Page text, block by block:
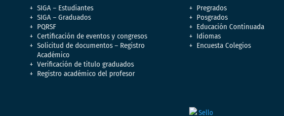
SIGA – Estudiantes
SIGA – Graduados
PQRSF
Certificación de eventos y congresos
Solicitud de documentos – Registro
Académico
Verificación de titulo graduados
Registro académico del profesor
Pregrados
Posgrados
Educación Continuada
Idiomas
Encuesta Colegios